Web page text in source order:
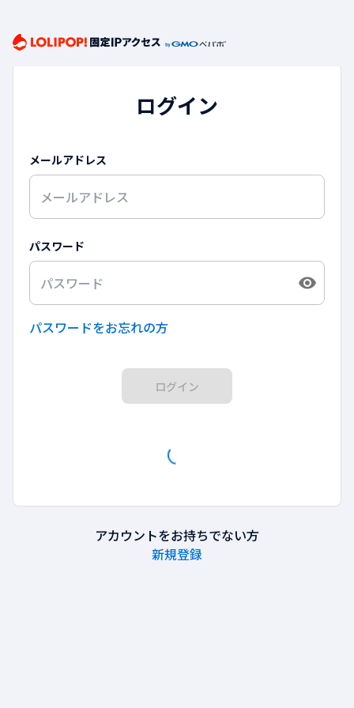
ログイン
メールアドレス
パスワード
パスワードをお忘れの方
ログイン
アカウントをお持ちでない方
新規登録